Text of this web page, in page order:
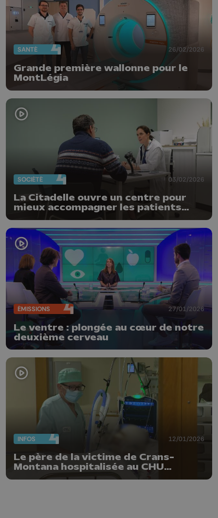
SANTÉ 26/02/2026
Grande première wallonne pour le
MontLégia
SOCIÉTÉ 03/02/2026
La Citadelle ouvre un centre pour
mieux accompagner les patients
ÉMISSIONS 27/01/2026
Le ventre : plongée au cœur de notre
deuxième cerveau
INFOS 12/01/2026
Le père de la victime de Crans-
Montana hospitalisée au CHU